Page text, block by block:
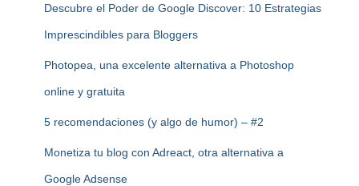
Descubre el Poder de Google Discover: 10 Estrategias
Imprescindibles para Bloggers
Photopea, una excelente alternativa a Photoshop
online y gratuita
5 recomendaciones (y algo de humor) – #2
Monetiza tu blog con Adreact, otra alternativa a
Google Adsense